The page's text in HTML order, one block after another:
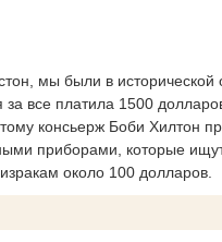
мы были в
все платила 1500
консьерж Боби Хилтон
приборами, которые
около 100 долларов.